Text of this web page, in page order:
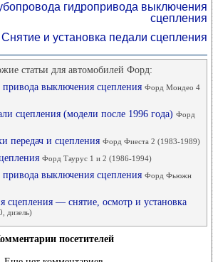
гидропривода выключения
сцепления
Снятие и установка педали сцепления
статьи для автомобилей Форд:
привода выключения сцепления Форд Мондео 4
сцепления (модели после 1996 года) Форд
передач и сцепления Форд Фиеста 2 (1983-1989)
Форд Таурус 1 и 2 (1986-1994)
привода выключения сцепления Форд Фьюжн
сцепления — снятие, осмотр и установка
дизель)
посетителей